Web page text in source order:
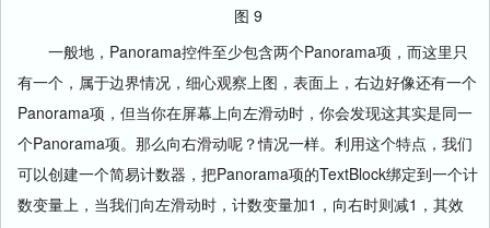
图 9
一般地，Panorama控件至少包含两个Panorama项，而这里只
有一个，属于边界情况，细心观察上图，表面上，右边好像还有一个
Panorama项，但当你在屏幕上向左滑动时，你会发现这其实是同一
个Panorama项。那么向右滑动呢？情况一样。利用这个特点，我们
可以创建一个简易计数器，把Panorama项的TextBlock绑定到一个计
数变量上，当我们向左滑动时，计数变量加1，向右时则减1，其效